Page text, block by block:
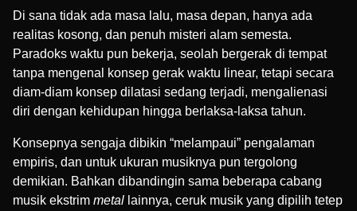
Di sana tidak ada masa lalu, masa depan, hanya ada
realitas kosong, dan penuh misteri alam semesta.
Paradoks waktu pun bekerja, seolah bergerak di tempat
tanpa mengenal konsep gerak waktu linear, tetapi secara
diam-diam konsep dilatasi sedang terjadi, mengalienasi
diri dengan kehidupan hingga berlaksa-laksa tahun.
Konsepnya sengaja dibikin “melampaui” pengalaman
empiris, dan untuk ukuran musiknya pun tergolong
demikian. Bahkan dibandingin sama beberapa cabang
musik ekstrim metal lainnya, ceruk musik yang dipilih tetep